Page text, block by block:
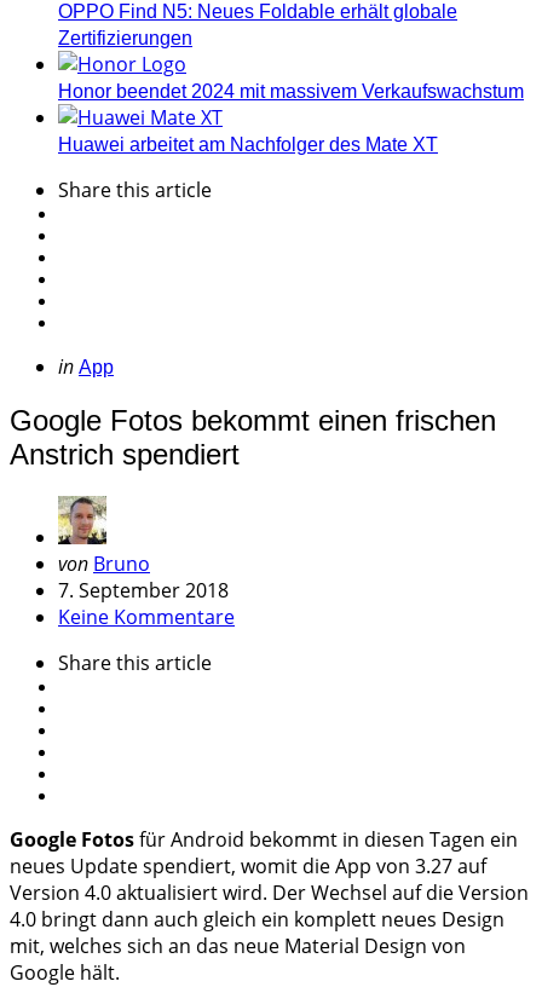
OPPO Find N5: Neues Foldable erhält globale
Zertifizierungen
Honor beendet 2024 mit massivem Verkaufswachstum
Huawei arbeitet am Nachfolger des Mate XT
Sharethis article
Categories
Posted
in App
Google Fotos bekommt einen frischen
Anstrich spendiert
Geschrieben
von
von Bruno
7. September 2018
Keine Kommentare
Sharethis article
Google Fotosfür Android bekommt in diesen Tagen ein
neues Update spendiert, womit die App von 3.27 auf
Version 4.0 aktualisiert wird. Der Wechsel auf die Version
4.0 bringt dann auch gleich ein komplett neues Design
mit, welches sich an das neue Material Design von
Google hält.